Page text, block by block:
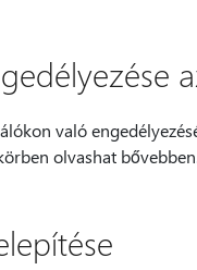
való
olvashat